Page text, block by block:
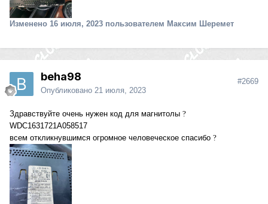
Изменено 16 июля, 2023 пользователем Максим Шеремет
beha98
Опубликовано 21 июля, 2023
#2669
Здравствуйте очень нужен код для магнитолы ?
WDC1631721A058517
всем откликнувшимся огромное человеческое спасибо ?